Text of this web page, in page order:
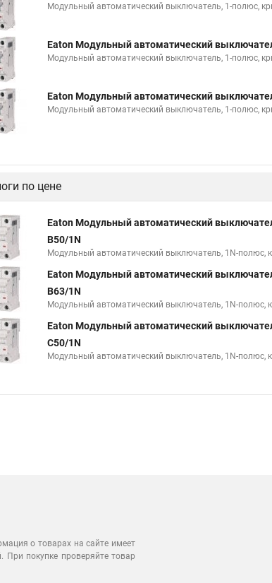
Модульный автоматический выключатель, 1-полюс,
Eaton Модульный автоматический
Модульный автоматический выключатель, 1-полюс,
Eaton Модульный автоматический
Модульный автоматический выключатель, 1-полюс,
по цене
Eaton Модульный автоматический
B50/1N
Модульный автоматический выключатель, 1N-полюс,
Eaton Модульный автоматический
B63/1N
Модульный автоматический выключатель, 1N-полюс,
Eaton Модульный автоматический
C50/1N
Модульный автоматический выключатель, 1N-полюс,
о товарах на сайте имеет
При покупке проверяйте товар